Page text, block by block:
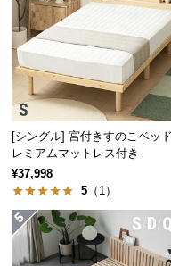
送
に
い
て
開
梱
設
置
サ
ー
ビ
[シングル] 宮付きすのこベッ
レミアムマットレス付き
¥37,998
5 （1）